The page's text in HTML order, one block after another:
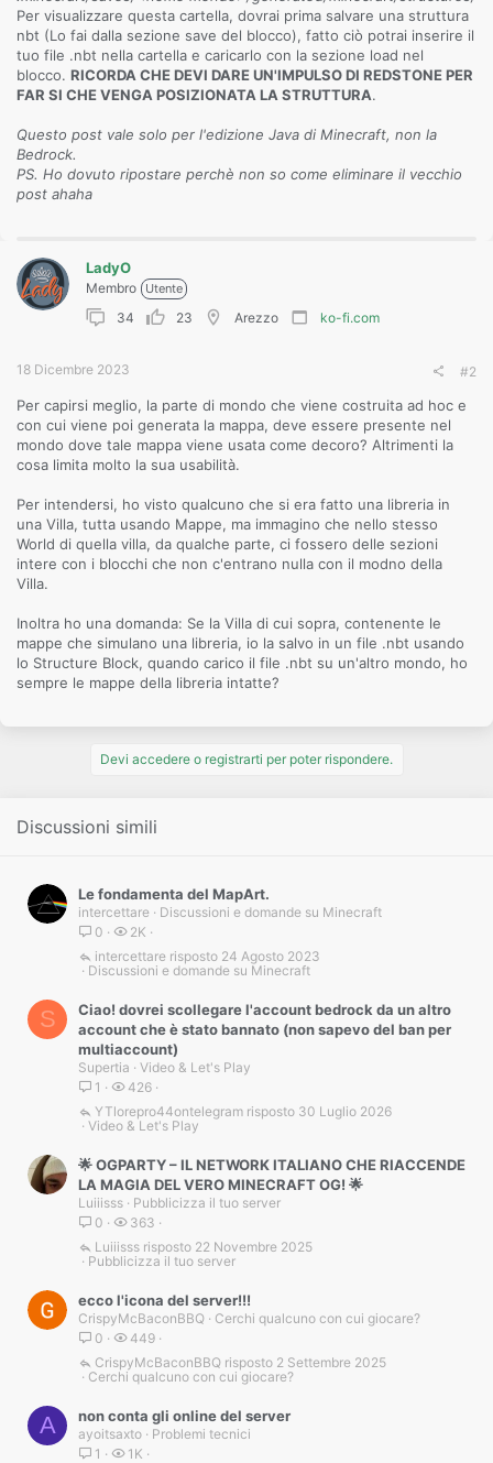
Per visualizzare questa cartella, dovrai prima salvare una struttura
nbt (Lo fai dalla sezione save del blocco), fatto ciò potrai inserire il
tuo file .nbt nella cartella e caricarlo con la sezione load nel
blocco. RICORDA CHE DEVI DARE UN'IMPULSO DI REDSTONE PER
FAR SI CHE VENGA POSIZIONATA LA STRUTTURA.
Questo post vale solo per l'edizione Java di Minecraft, non la
Bedrock.
PS. Ho dovuto ripostare perchè non so come eliminare il vecchio
post ahaha
LadyO
Membro Utente
34 23 Arezzo ko-fi.com
18 Dicembre 2023 #2
Per capirsi meglio, la parte di mondo che viene costruita ad hoc e
con cui viene poi generata la mappa, deve essere presente nel
mondo dove tale mappa viene usata come decoro? Altrimenti la
cosa limita molto la sua usabilità.
Per intendersi, ho visto qualcuno che si era fatto una libreria in
una Villa, tutta usando Mappe, ma immagino che nello stesso
World di quella villa, da qualche parte, ci fossero delle sezioni
intere con i blocchi che non c'entrano nulla con il modno della
Villa.
Inoltra ho una domanda: Se la Villa di cui sopra, contenente le
mappe che simulano una libreria, io la salvo in un file .nbt usando
lo Structure Block, quando carico il file .nbt su un'altro mondo, ho
sempre le mappe della libreria intatte?
Devi accedere o registrarti per poter rispondere.
Discussioni simili
Le fondamenta del MapArt.
intercettare
Discussioni e domande su Minecraft
0
2K
Discussioni e domande su Minecraft
24 Agosto 2023
intercettare
S
Ciao! dovrei scollegare l'account bedrock da un altro
account che è stato bannato (non sapevo del ban per
multiaccount)
Supertia
Video & Let's Play
1
426
Video & Let's Play
30 Luglio 2026
YTlorepro44ontelegram
🌟 OGPARTY – IL NETWORK ITALIANO CHE RIACCENDE
LA MAGIA DEL VERO MINECRAFT OG! 🌟
Luiiisss
Pubblicizza il tuo server
0
363
Pubblicizza il tuo server
22 Novembre 2025
Luiiisss
ecco l'icona del server!!!
CrispyMcBaconBBQ
Cerchi qualcuno con cui giocare?
0
449
Cerchi qualcuno con cui giocare?
2 Settembre 2025
CrispyMcBaconBBQ
A non conta gli online del server
ayoitsaxto
Problemi tecnici
1
1K